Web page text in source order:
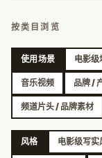
按类目浏览
使用场景 电影级
音乐视频 品牌 /
频道片头 / 品牌素材
风格 电影级写实